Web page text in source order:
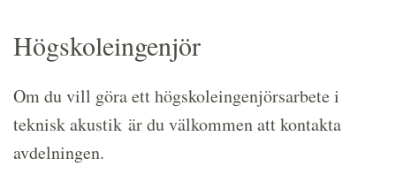
Högskoleingenjör
Om du vill göra ett högskoleingenjörsarbete i
teknisk akustik är du välkommen att kontakta
avdelningen.